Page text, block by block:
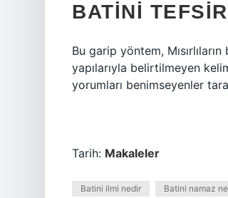
BATINI
Bu garip yöntem,
yapılarıyla belirtilmeyen
yorumları benimseyenler
Tarih: Makaleler
Batini ilmi nedir Batini namaz